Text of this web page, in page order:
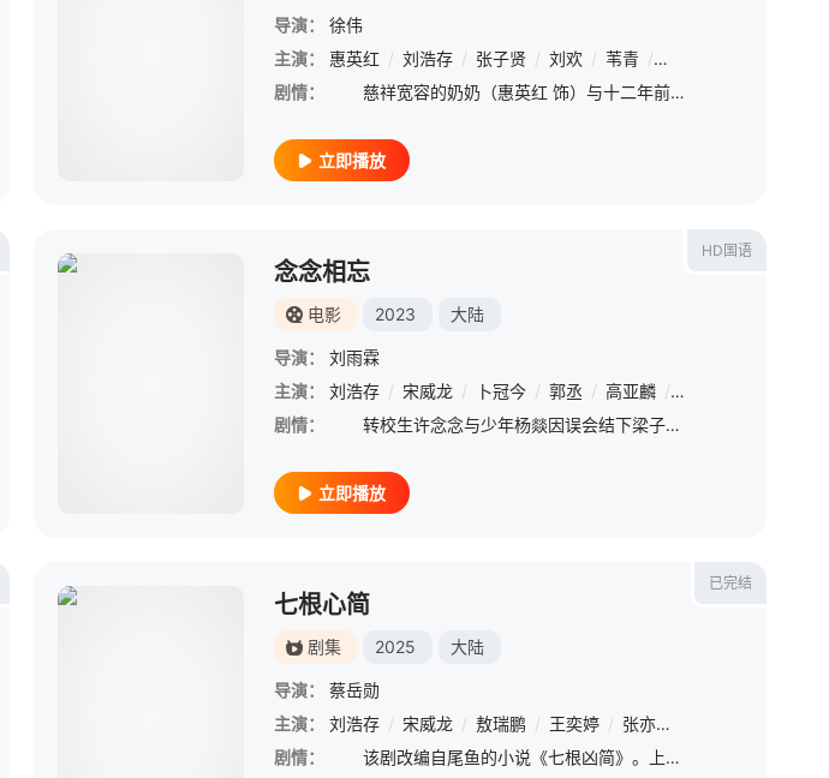
陈小春 / 吴彦姝 / 万梓良 /
赵子琪
导演：
徐伟
主演：
惠英红 / 刘浩存 / 张子贤 / 刘欢 / 苇青 / 刘奕铁
剧情：
慈祥宽容的奶奶（惠英红 饰）与十二年前意外走失的孙女（刘浩存 饰）重逢，祖孙二人从生疏到彼此依偎。相处期间，她们身上的秘密也逐渐被揭开。最终奶奶拯救了这个本对人生不抱希望的“孙女”。
立即播放
沙溢 韩昊霖 / 赵毅
HD国语
念念相忘
电影 2023 大陆
导演：
刘雨霖
主演：
刘浩存 / 宋威龙 / 卜冠今 / 郭丞 / 高亚麟 / 倪虹洁
剧情：
转校生许念念与少年杨燚因误会结下梁子，水火不容的两人展开一系列比拼，本以为是好胜心作祟，却在不知不觉中萌发了情愫。飒爽的少女与中二的少年，就这样一起度过了热血又难忘的高中时光，最后却遗憾地擦身而过
立即播放
已完结
七根心简
剧集 2025 大陆
导演：
蔡岳勋
主演：
刘浩存 / 宋威龙 / 敖瑞鹏 / 王奕婷 / 张亦驰
剧情：
该剧改编自尾鱼的小说《七根凶简》。上古时期，未知神秘物质降生于凤子岭，可寄生人身，改变人心，引人行恶。如今心简再现人间，一宗宗离奇凶案接踵而来，木代、罗韧、一万三、炎红砂、曹严华五个平凡而热血的年